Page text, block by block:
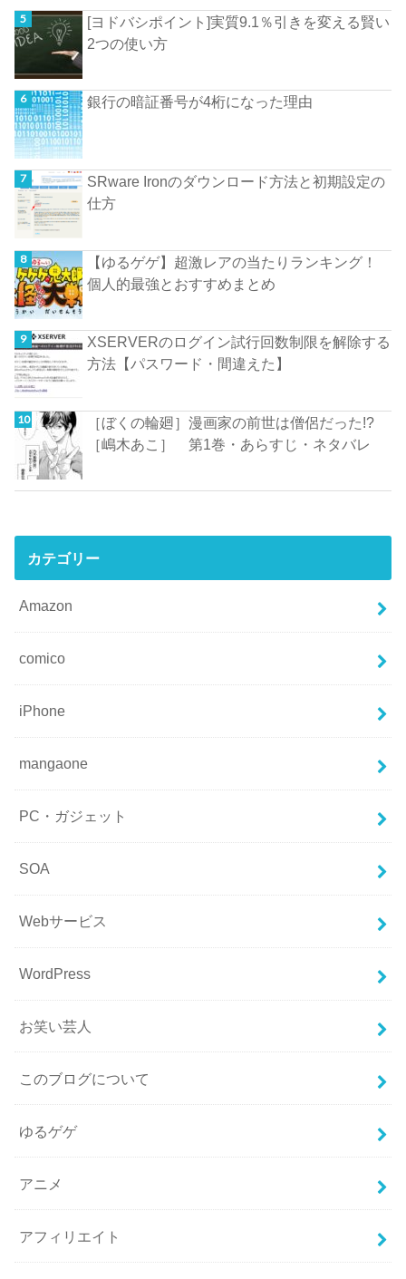
[ヨドバシポイント]実質9.1％引きを変える賢い
2つの使い方
銀行の暗証番号が4桁になった理由
SRware Ironのダウンロード方法と初期設定の
仕方
【ゆるゲゲ】超激レアの当たりランキング！
個人的最強とおすすめまとめ
XSERVERのログイン試行回数制限を解除する
方法【パスワード・間違えた】
［ぼくの輪廻］漫画家の前世は僧侶だった!?
［嶋木あこ］ 第1巻・あらすじ・ネタバレ
カテゴリー
Amazon
comico
iPhone
mangaone
PC・ガジェット
SOA
Webサービス
WordPress
お笑い芸人
このブログについて
ゆるゲゲ
アニメ
アフィリエイト